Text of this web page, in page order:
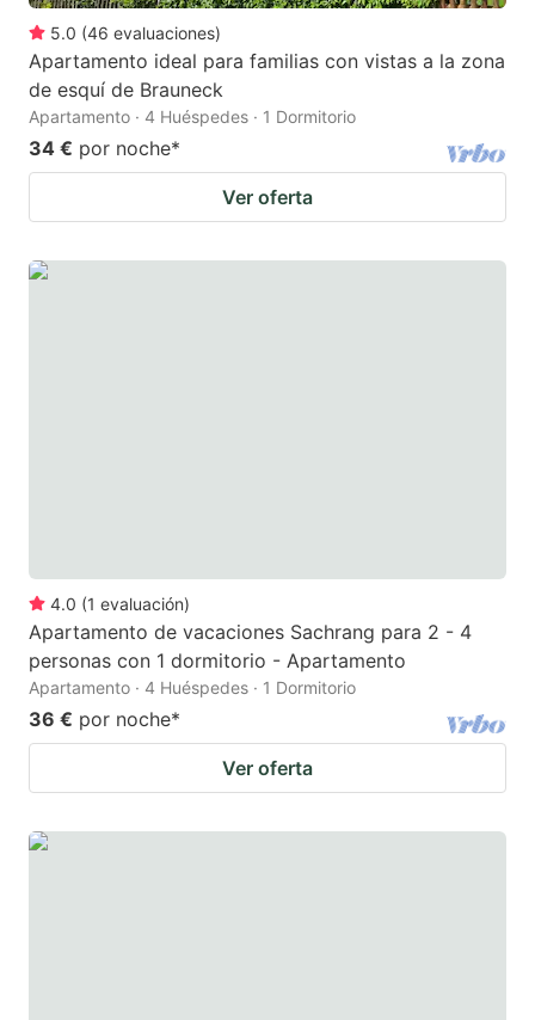
5.0 (46 evaluaciones)
Apartamento ideal para familias con vistas a la zona
de esquí de Brauneck
Apartamento · 4 Huéspedes · 1 Dormitorio
34 € por noche*
Ver oferta
4.0 (1 evaluación)
Apartamento de vacaciones Sachrang para 2 - 4
personas con 1 dormitorio - Apartamento
Apartamento · 4 Huéspedes · 1 Dormitorio
36 € por noche*
Ver oferta